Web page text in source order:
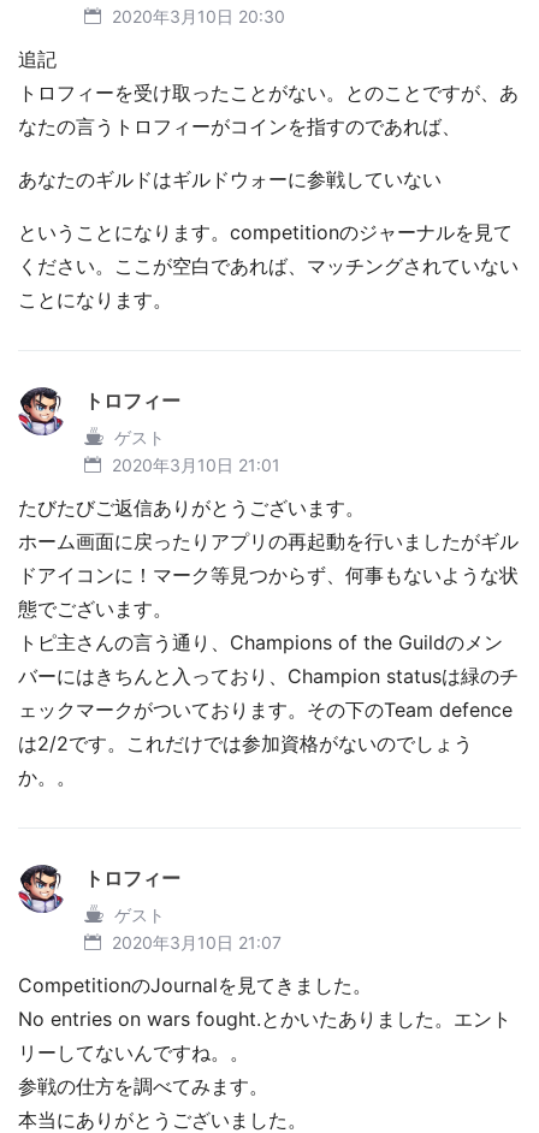
2020年3月10日 20:30
追記
トロフィーを受け取ったことがない。とのことですが、あ
なたの言うトロフィーがコインを指すのであれば、
あなたのギルドはギルドウォーに参戦していない
ということになります。competitionのジャーナルを見て
ください。ここが空白であれば、マッチングされていない
ことになります。
トロフィー
ゲスト
2020年3月10日 21:01
たびたびご返信ありがとうございます。
ホーム画面に戻ったりアプリの再起動を行いましたがギル
ドアイコンに！マーク等見つからず、何事もないような状
態でございます。
トピ主さんの言う通り、Champions of the Guildのメン
バーにはきちんと入っており、Champion statusは緑のチ
ェックマークがついております。その下のTeam defence
は2/2です。これだけでは参加資格がないのでしょう
か。。
トロフィー
ゲスト
2020年3月10日 21:07
CompetitionのJournalを見てきました。
No entries on wars fought.とかいたありました。エント
リーしてないんですね。。
参戦の仕方を調べてみます。
本当にありがとうございました。